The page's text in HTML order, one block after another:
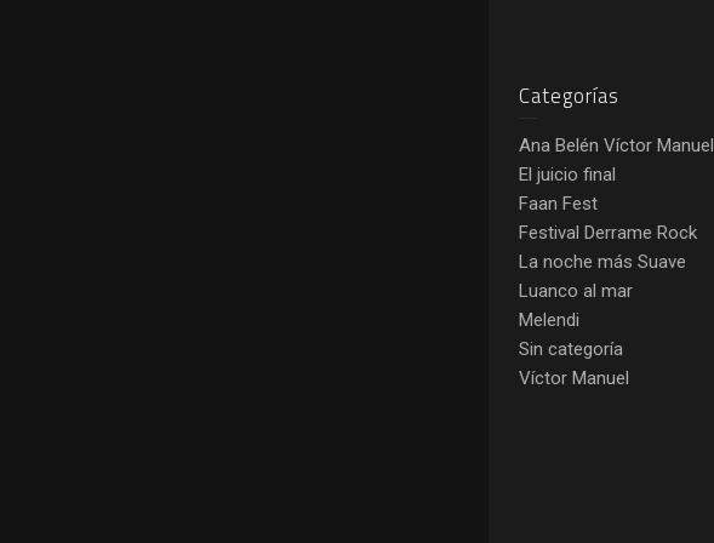
Categorías
Ana Belén Víctor Manuel
El juicio final
Faan Fest
Festival Derrame Rock
La noche más Suave
Luanco al mar
Melendi
Sin categoría
Víctor Manuel